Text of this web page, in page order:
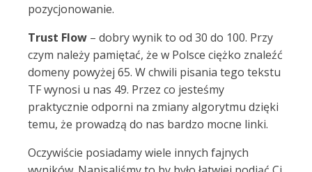
pozycjonowanie.
Trust Flow – dobry wynik to od 30 do 100. Przy
czym należy pamiętać, że w Polsce ciężko znaleźć
domeny powyżej 65. W chwili pisania tego tekstu
TF wynosi u nas 49. Przez co jesteśmy
praktycznie odporni na zmiany algorytmu dzięki
temu, że prowadzą do nas bardzo mocne linki.
Oczywiście posiadamy wiele innych fajnych